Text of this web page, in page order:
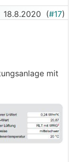
18.8.2020 (#17)
mit